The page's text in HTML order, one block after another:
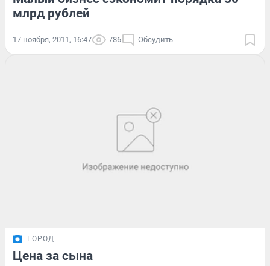
млрд рублей
17 ноября, 2011, 16:47 786 Обсудить
ГОРОД
Цена за сына